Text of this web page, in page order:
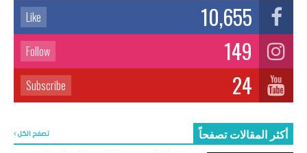
10,655
Like
149
Follow
24
Subscribe
أكثر المقالات تصفحاً تصفح الكل